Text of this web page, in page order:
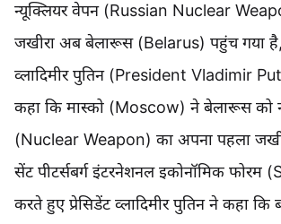
न्यूक्लियर वेपन (Russian Nuclear
जखीरा अब बेलारूस (Belarus) पहुंच गया
व्लादिमीर पुतिन (President Vladimir
कहा कि मास्को (Moscow) ने बेलारूस को
(Nuclear Weapon) का अपना पहला
सेंट पीटर्सबर्ग इंटरनेशनल इकोनॉमिक फोरम
करते हुए प्रेसिडेंट व्लादिमीर पुतिन ने कहा कि